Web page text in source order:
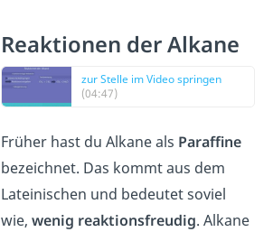
Reaktionen der Alkane
zur Stelle im Video springen
(04:47)
Früher hast du Alkane als Paraffine
bezeichnet. Das kommt aus dem
Lateinischen und bedeutet soviel
wie,wenig reaktionsfreudig. Alkane